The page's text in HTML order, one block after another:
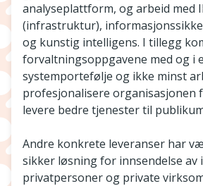
analyseplattform, og arbeid med
(infrastruktur),
og kunstig intelligens. I tillegg
forvaltningsoppgavene med og i
systemportefølje og ikke minst
profesjonalisere organisasjonen
levere bedre tjenester til
Andre konkrete leveranser har
sikker løsning for innsendelse
privatpersoner og private